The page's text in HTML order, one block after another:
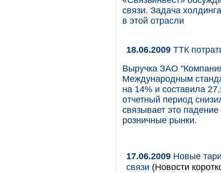
связи. Задача
в этой отрасли
18.06.2009 ТТК
Выручка ЗАО
Международным
на 14% и составила
отчетный период
связывает это
розничные рынки.
17.06.2009 Новые
связи (Новости